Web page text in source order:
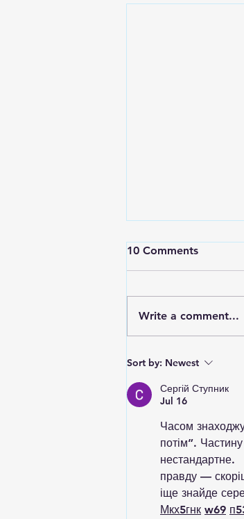
Making My Back
10 Comments
Write a comment...
Sort by: Newest
Сергій Ступник
Jul 16
Часом
потім”.
нестандартне.
правду —
іще знайде
Мкх5гнк w69 п